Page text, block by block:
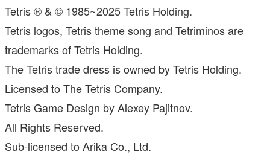
Tetris ® & © 1985~2025 Tetris Holding.
Tetris logos, Tetris theme song and Tetriminos are
trademarks of Tetris Holding.
The Tetris trade dress is owned by Tetris Holding.
Licensed to The Tetris Company.
Tetris Game Design by Alexey Pajitnov.
All Rights Reserved.
Sub-licensed to Arika Co., Ltd.